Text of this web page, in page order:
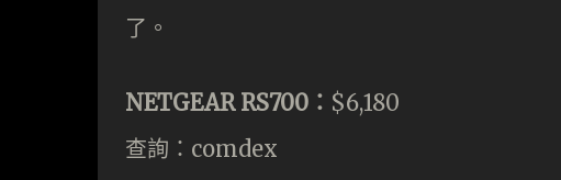
了。
NETGEAR RS700： $6,180
查詢：comdex